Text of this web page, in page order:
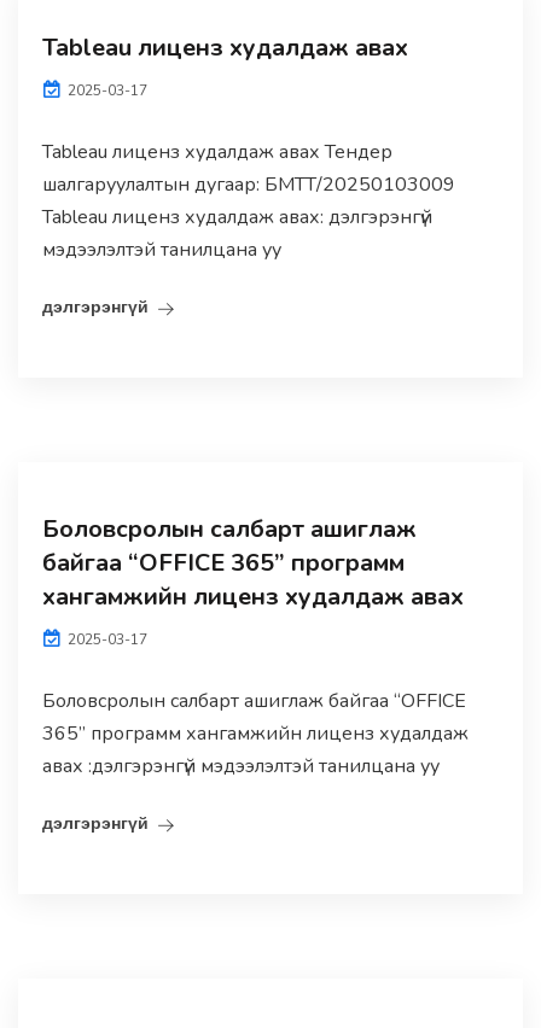
Tableau лиценз худалдаж авах
2025-03-17
Tableau лиценз худалдаж авах Тендер
шалгаруулалтын дугаар: БМТТ/20250103009
Tableau лиценз худалдаж авах: дэлгэрэнгүй
мэдээлэлтэй танилцана уу
дэлгэрэнгүй
Боловсролын салбарт ашиглаж
байгаа “OFFICE 365” программ
хангамжийн лиценз худалдаж авах
2025-03-17
Боловсролын салбарт ашиглаж байгаа “OFFICE
365” программ хангамжийн лиценз худалдаж
авах :дэлгэрэнгүй мэдээлэлтэй танилцана уу
дэлгэрэнгүй